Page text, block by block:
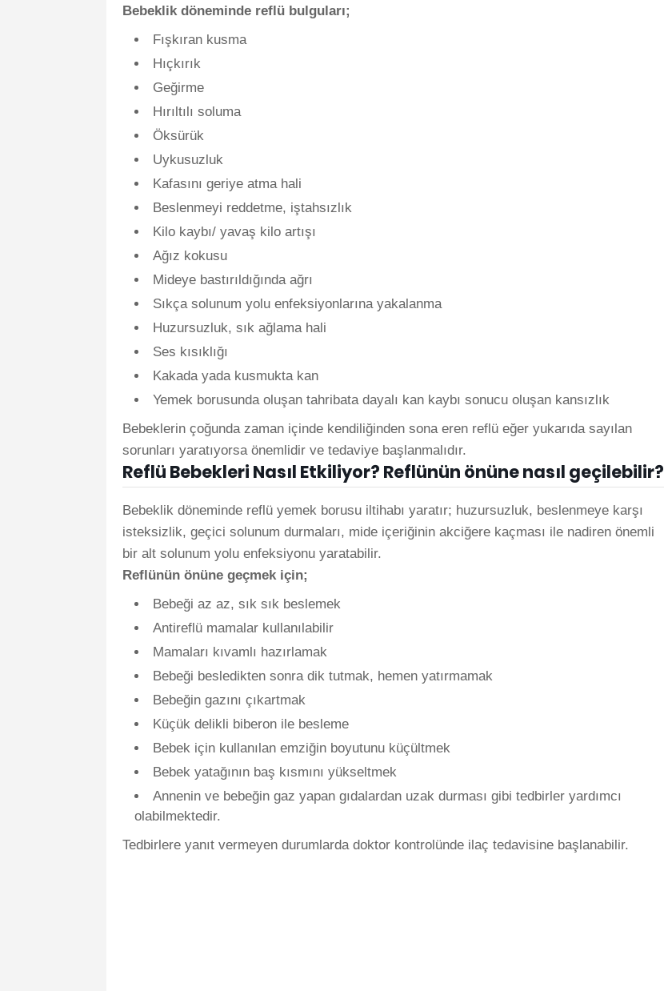
Bebeklik döneminde reflü bulguları;
Fışkıran kusma
Hıçkırık
Geğirme
Hırıltılı soluma
Öksürük
Uykusuzluk
Kafasını geriye atma hali
Beslenmeyi reddetme, iştahsızlık
Kilo kaybı/ yavaş kilo artışı
Ağız kokusu
Mideye bastırıldığında ağrı
Sıkça solunum yolu enfeksiyonlarına yakalanma
Huzursuzluk, sık ağlama hali
Ses kısıklığı
Kakada yada kusmukta kan
Yemek borusunda oluşan tahribata dayalı kan kaybı sonucu oluşan kansızlık
Bebeklerin çoğunda zaman içinde kendiliğinden sona eren reflü eğer yukarıda sayılan
sorunları yaratıyorsa önemlidir ve tedaviye başlanmalıdır.
Reflü Bebekleri Nasıl Etkiliyor? Reflünün önüne nasıl geçilebilir?
Bebeklik döneminde reflü yemek borusu iltihabı yaratır; huzursuzluk, beslenmeye karşı
isteksizlik, geçici solunum durmaları, mide içeriğinin akciğere kaçması ile nadiren önemli
bir alt solunum yolu enfeksiyonu yaratabilir.
Reflünün önüne geçmek için;
Bebeği az az, sık sık beslemek
Antireflü mamalar kullanılabilir
Mamaları kıvamlı hazırlamak
Bebeği besledikten sonra dik tutmak, hemen yatırmamak
Bebeğin gazını çıkartmak
Küçük delikli biberon ile besleme
Bebek için kullanılan emziğin boyutunu küçültmek
Bebek yatağının baş kısmını yükseltmek
Annenin ve bebeğin gaz yapan gıdalardan uzak durması gibi tedbirler yardımcı
olabilmektedir.
Tedbirlere yanıt vermeyen durumlarda doktor kontrolünde ilaç tedavisine başlanabilir.